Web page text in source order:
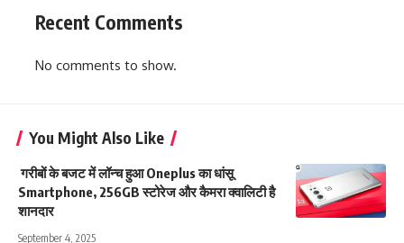
Recent Comments
No comments to show.
You Might Also Like
गरीबों के बजट में लॉन्च हुआ Oneplus का धांसू
Smartphone, 256GB स्टोरेज और कैमरा क्वालिटी है
शानदार
September 4, 2025